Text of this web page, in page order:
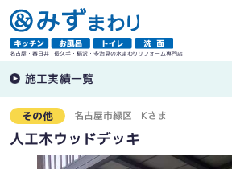
名古屋・春日井・長久手・稲沢・多治見の水まわりリフォーム専門店
施工実績一覧
その他 名古屋市緑区 Kさま
人工木ウッドデッキ